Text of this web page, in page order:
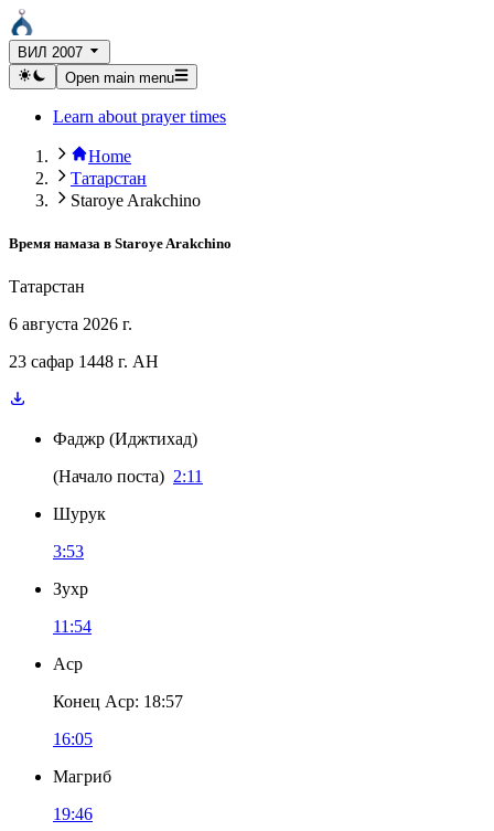
ВИЛ 2007
Open main menu
Learn about prayer times
Home
Татарстан
Staroye Arakchino
Время намаза в Staroye Arakchino
Татарстан
6 августа 2026 г.
23 сафар 1448 г. AH
Фаджр (Иджтихад)
(Начало поста) 2:11
Шурук
3:53
Зухр
11:54
Аср
Конец Аср: 18:57
16:05
Магриб
19:46